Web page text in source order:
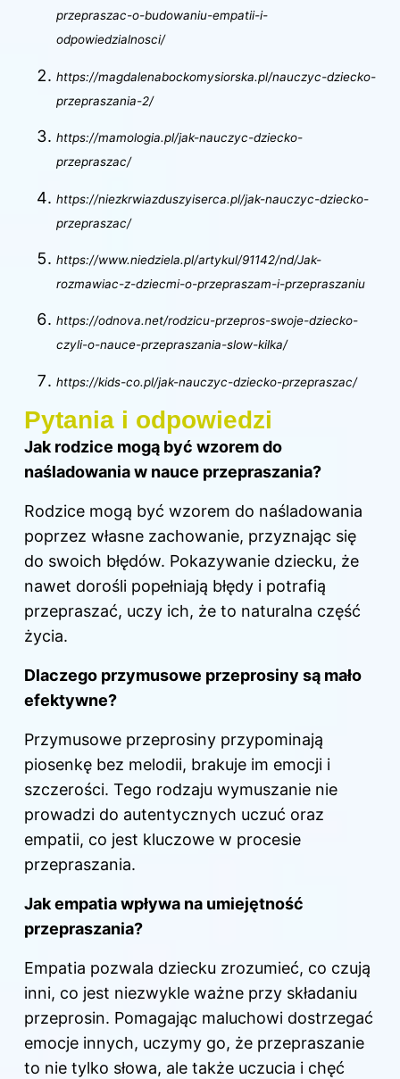
przepraszac-o-budowaniu-empatii-i-
odpowiedzialnosci/
https://magdalenabockomysiorska.pl/nauczyc-dziecko-
przepraszania-2/
https://mamologia.pl/jak-nauczyc-dziecko-
przepraszac/
https://niezkrwiazduszyiserca.pl/jak-nauczyc-dziecko-
przepraszac/
https://www.niedziela.pl/artykul/91142/nd/Jak-
rozmawiac-z-dziecmi-o-przepraszam-i-przepraszaniu
https://odnova.net/rodzicu-przepros-swoje-dziecko-
czyli-o-nauce-przepraszania-slow-kilka/
https://kids-co.pl/jak-nauczyc-dziecko-przepraszac/
Pytania i odpowiedzi
Jak rodzice mogą być wzorem do
naśladowania w nauce przepraszania?
Rodzice mogą być wzorem do naśladowania
poprzez własne zachowanie, przyznając się
do swoich błędów. Pokazywanie dziecku, że
nawet dorośli popełniają błędy i potrafią
przepraszać, uczy ich, że to naturalna część
życia.
Dlaczego przymusowe przeprosiny są mało
efektywne?
Przymusowe przeprosiny przypominają
piosenkę bez melodii, brakuje im emocji i
szczerości. Tego rodzaju wymuszanie nie
prowadzi do autentycznych uczuć oraz
empatii, co jest kluczowe w procesie
przepraszania.
Jak empatia wpływa na umiejętność
przepraszania?
Empatia pozwala dziecku zrozumieć, co czują
inni, co jest niezwykle ważne przy składaniu
przeprosin. Pomagając maluchowi dostrzegać
emocje innych, uczymy go, że przepraszanie
to nie tylko słowa, ale także uczucia i chęć